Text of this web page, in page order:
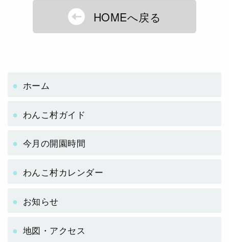
HOMEへ戻る
ホーム
わんこ村ガイド
今月の開園時間
わんこ村カレンダー
お知らせ
地図・アクセス